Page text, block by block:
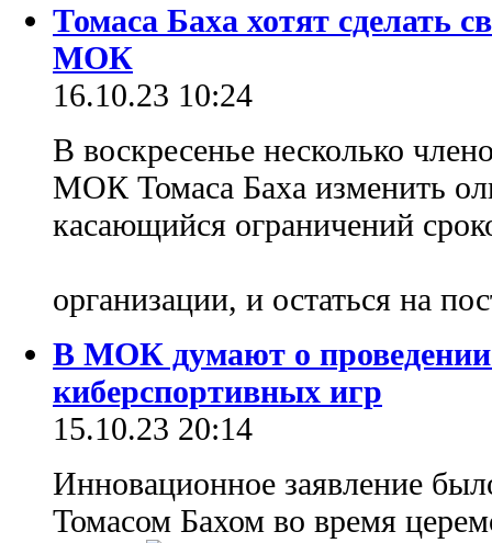
Томаса Баха хотят сделать
МОК
16.10.23 10:24
В воскресенье несколько
МОК Томаса Баха изменить
касающийся ограничений
организации, и остаться на
В МОК думают о
киберспортивных игр
15.10.23 20:14
Инновационное заявление
Томасом Бахом во время